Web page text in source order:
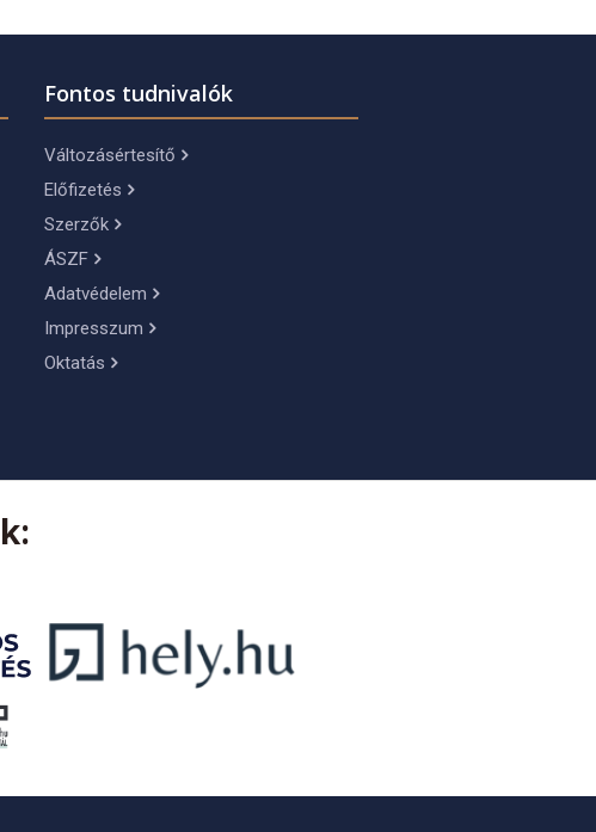
Fontos tudnivalók
Változásértesítő
Előfizetés
Szerzők
ÁSZF
Adatvédelem
Impresszum
Oktatás